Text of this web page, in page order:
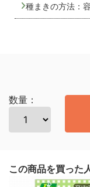
種まきの方法：
数量：
この商品を買った